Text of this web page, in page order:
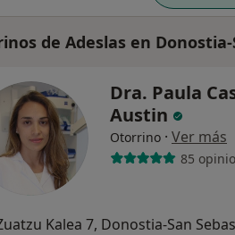
de Adeslas en
Dra. Paula
Austin
Otorrino · Ver más
85
Kalea 7, Donostia-San